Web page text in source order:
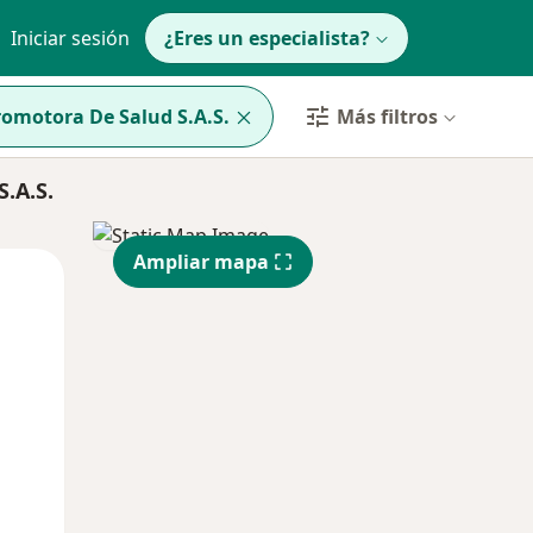
Iniciar sesión ¿Eres un especialista?
De Salud S.A.S. Más filtros
Mié Jue
Ampliar mapa